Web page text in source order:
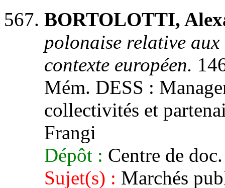
BORTOLOTTI,
polonaise relative
contexte européen.
Mém. DESS :
collectivités et
Frangi
Dépôt : Centre de doc.
Sujet(s) : Marchés